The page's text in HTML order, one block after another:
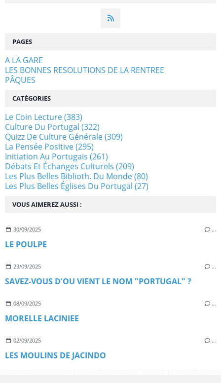
VOUS AIMEREZ AUSSI :
30/09/2025 …
LE POULPE
23/09/2025 …
SAVEZ-VOUS D'OU VIENT LE NOM "PORTUGAL" ?
08/09/2025 …
MORELLE LACINIEE
02/09/2025 …
LES MOULINS DE JACINDO
PAGES
A LA GARE
LES BONNES RESOLUTIONS DE LA RENTREE
PÂQUES
CATÉGORIES
Le Coin Lecture(383)
Culture Du Portugal (322)
Quizz De Culture Générale(309)
La Pensée Positive(295)
Initiation Au Portugais (261)
Débats Et Échanges Culturels (209)
Les Plus Belles Biblioth. Du Monde(80)
Les Plus Belles Églises Du Portugal (27)